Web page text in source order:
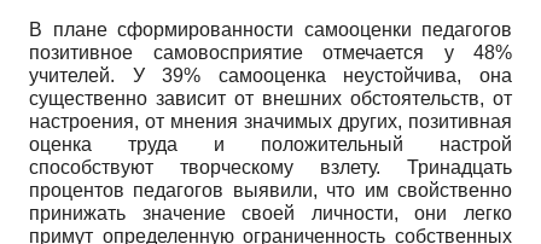
В плане сформированности самооценки педагогов
позитивное самовосприятие отмечается у 48%
учителей. У 39% самооценка неустойчива, она
существенно зависит от внешних обстоятельств, от
настроения, от мнения значимых других, позитивная
оценка труда и положительный настрой
способствуют творческому взлету. Тринадцать
процентов педагогов выявили, что им свойственно
принижать значение своей личности, они легко
примут определенную ограниченность собственных